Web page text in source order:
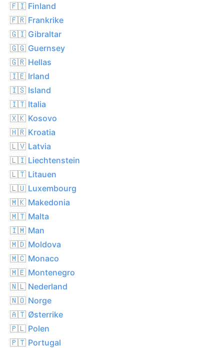
🇫🇮 Finland
🇫🇷 Frankrike
🇬🇮 Gibraltar
🇬🇬 Guernsey
🇬🇷 Hellas
🇮🇪 Irland
🇮🇸 Island
🇮🇹 Italia
🇽🇰 Kosovo
🇭🇷 Kroatia
🇱🇻 Latvia
🇱🇮 Liechtenstein
🇱🇹 Litauen
🇱🇺 Luxembourg
🇲🇰 Makedonia
🇲🇹 Malta
🇮🇲 Man
🇲🇩 Moldova
🇲🇨 Monaco
🇲🇪 Montenegro
🇳🇱 Nederland
🇳🇴 Norge
🇦🇹 Østerrike
🇵🇱 Polen
🇵🇹 Portugal